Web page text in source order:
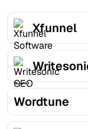
Xfunnel
Wordtune